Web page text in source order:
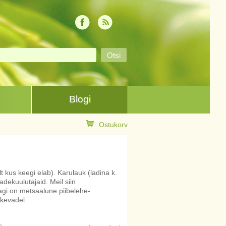
Blogi
Ostukorv
keegi elab). Karulauk (ladina k.
Meil siin
on metsaalune piibelehe-